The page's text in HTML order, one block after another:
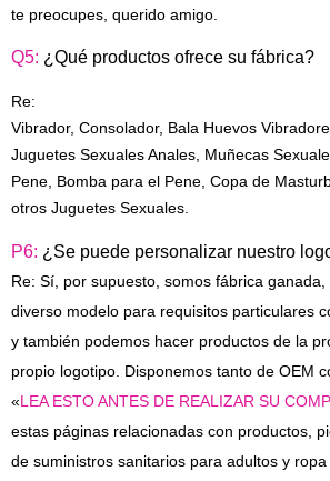
te preocupes, querido amigo.
Q5: ¿Qué productos ofrece su fábrica?
Re:
Vibrador, Consolador, Bala Huevos
Juguetes Sexuales Anales, Muñecas
Pene, Bomba para el Pene, Copa de
otros Juguetes Sexuales
P6: ¿Se puede personalizar nuestro
Re: Sí, por supuesto, somos fábrica
diverso modelo para requisitos particulares
y también podemos hacer productos de la
propio logotipo. Disponemos tanto de OEM
«LEA ESTO ANTES DE REALIZAR SU
estas páginas relacionadas con productos,
de suministros sanitarios para adultos y